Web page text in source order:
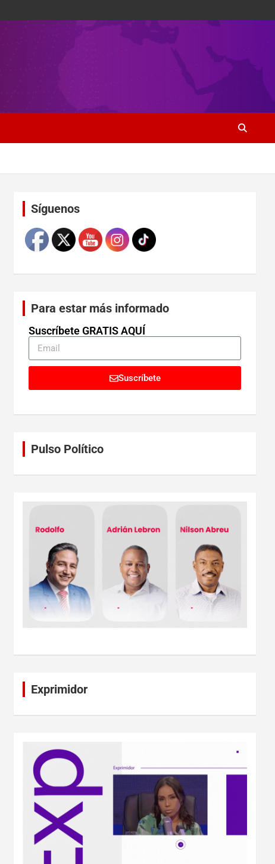
SíguenosSet Youtube Channel ID
Para estar más informado
Suscríbete GRATIS AQUÍ
Suscríbete
Pulso Político
Exprimidor